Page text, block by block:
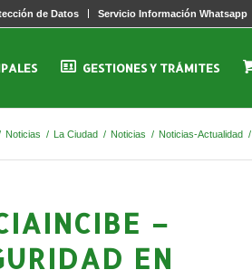
de Datos Servicio Información Whatsapp
GESTIONES Y TRÁMITES
Noticias / La Ciudad / Noticias / Noticias-Actualidad /
–
EN